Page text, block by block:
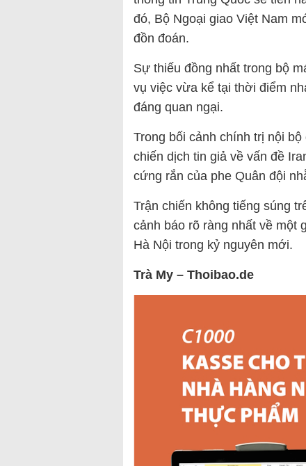
đó, Bộ Ngoại giao Việt Nam
đồn đoán.
Sự thiếu đồng nhất trong bộ
vụ việc vừa kể tại thời điểm
đáng quan ngại.
Trong bối cảnh chính trị nội
chiến dịch tin giả về vấn đề
cứng rắn của phe Quân đội
Trận chiến không tiếng súng
cảnh báo rõ ràng nhất về một
Hà Nội trong kỷ nguyên mới.
Trà My – Thoibao.de